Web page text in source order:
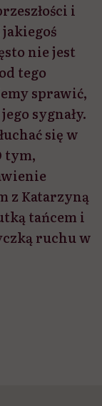
i
nie jest
tego
sprawić,
sygnały.
się w
tym,
z Katarzyną
tańcem i
ruchu w